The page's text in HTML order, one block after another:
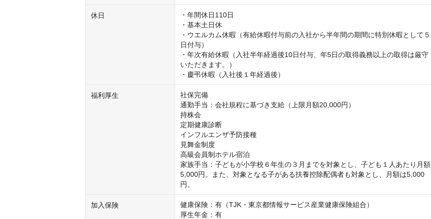
休日
・年間休日110日
・基本土日休
・ウエルカム休暇（有給休暇付与前の入社から半年間の期間に特別休暇として５
日付与）
・年次有給休暇（入社半年経過後10日付与、年5日の取得義務以上の取得は厳守
いただきます。）
・慶弔休暇（入社後１年経過後）
福利厚生
社保完備
通勤手当：会社規程に基づき支給（上限月額20,000円）
持株会
定期健康診断
インフルエンザ予防接種
見舞金制度
高級会員制ホテル宿泊
家族手当：子どもが小学校６年生の３月までを対象とし、子ども１人あたり月額
5,000円。また、対象となる子がある扶養控除配偶者も対象とし、月額は5,000
円。
加入保険
健康保険：有（TJK・東京都情報サービス産業健康保険組合）
厚生年金：有